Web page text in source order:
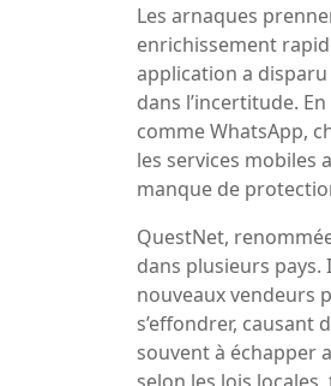
Les arnaques
enrichissement
application a
dans l’incertitude.
comme WhatsApp,
les services mobiles
manque de
QuestNet,
dans plusieurs
nouveaux vendeurs
s’effondrer,
souvent à échapper